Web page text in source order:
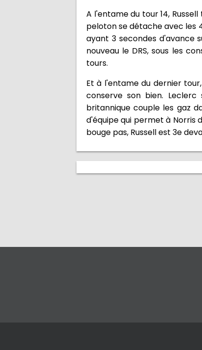
A l'entame du tour 14,
peloton se détache avec les
ayant 3 secondes d'avance
nouveau le DRS, sous les
tours.
Et à l'entame du dernier
conserve son bien.
britannique couple les gaz
d'équipe qui permet à Norris
bouge pas, Russell est 3e